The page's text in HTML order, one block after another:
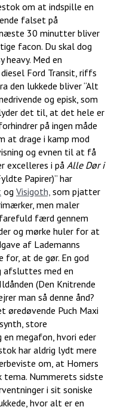
om at indspille en
falset på
30 minutter bliver
facon. Du skal dog
Med en
Ford Transit, riffs
den lukkede bliver “Alt
og episk, som
det til, at det hele er
på ingen måde
at drage i kamp mod
og evnen til at få
excelleres i på Alle Dør i
Papirer)” har
og Visigoth, som pjatter
men maler
færd gennem
og mørke huler for at
af Lademanns
for, at de gør. En god
med en
(Den Knitrende
man så denne ånd?
øredøvende Puch Maxi
store
megafon, hvori eder
har aldrig lydt mere
om, at Homers
tema. Nummerets sidste
i sit soniske
hvor alt er en